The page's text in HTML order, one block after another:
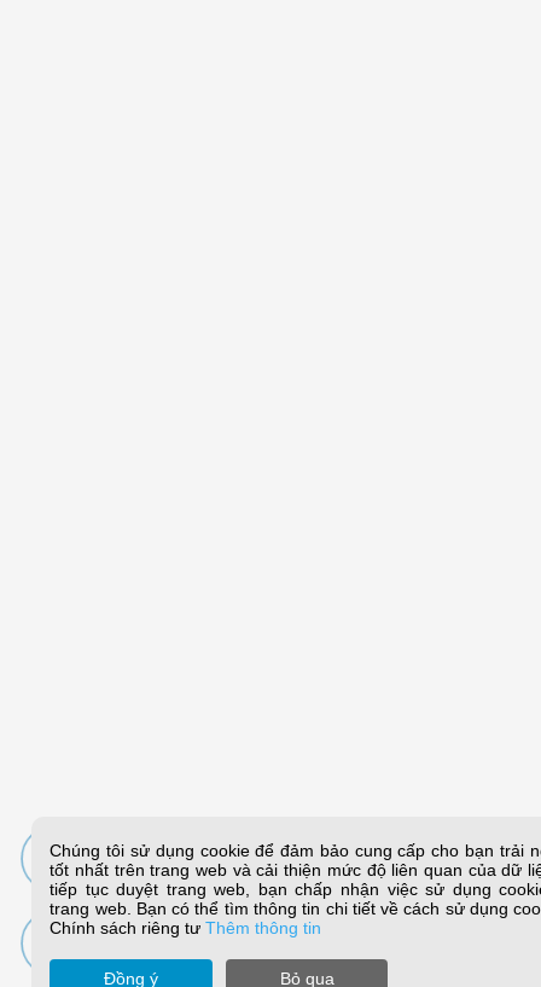
Chúng tôi sử dụng cookie để đảm bảo cung cấp cho bạn trải
tốt nhất trên trang web và cải thiện mức độ liên quan của dữ
tiếp tục duyệt trang web, bạn chấp nhận việc sử dụng
trang web. Bạn có thể tìm thông tin chi tiết về cách sử dụng
Chính sách riêng tưThêm thông tin
Đồng ý Bỏ qua